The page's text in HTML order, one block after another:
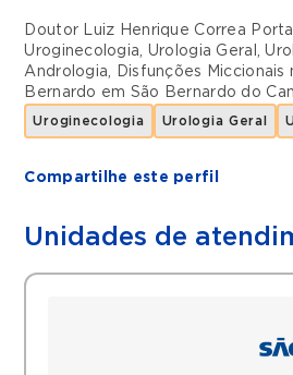
Doutor Luiz Henrique Correa
Uroginecologia, Urologia Geral ,
Andrologia, Disfunções Miccionais
Bernardo em São Bernardo do
Uroginecologia Urologia Geral
Compartilhe este perfil
Unidades de